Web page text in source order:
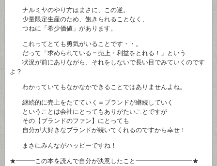
ナルミヤのやり方はまさに、この逆。
少量限定生産のため、飽きられることなく、
つねに「希少価値」があります。
これってとても勇気がいることです・・。
だって「求められている＝売上・利益をとれる！」という
状況が前にありながら、それをしないで長い目でみていくのです
よ？
わかっていてもなかなかできることではありませんよね。
継続的に売上をたてていく＝ブランドが継続していく
ということは会社にとってもありがたいことですが
その【ブランドのファン】にとっても
自分が大好きなブランドが続いてくれるのですから幸せ！
まさにみんながハッピーですね！
★━━━この本を読んで自分が決意したこと━━━━━━━━━★